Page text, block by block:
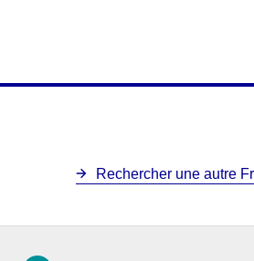
Rechercher une autre